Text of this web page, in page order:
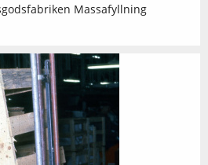
Massafyllning